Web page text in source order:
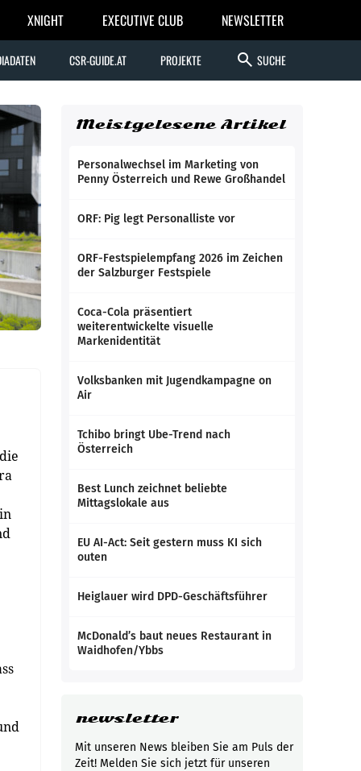
XNIGHT EXECUTIVE CLUB NEWSLETTER
CSR-GUIDE.AT PROJEKTE search SUCHE
Meistgelesene Artikel
Personalwechsel im Marketing von
Penny Österreich und Rewe Großhandel
ORF: Pig legt Personalliste vor
ORF-Festspielempfang 2026 im Zeichen
der Salzburger Festspiele
Coca-Cola präsentiert
weiterentwickelte visuelle
Markenidentität
Volksbanken mit Jugendkampagne on
Air
Tchibo bringt Ube-Trend nach
Österreich
Best Lunch zeichnet beliebte
Mittagslokale aus
EU AI-Act: Seit gestern muss KI sich
outen
Heiglauer wird DPD-Geschäftsführer
McDonald’s baut neues Restaurant in
Waidhofen/Ybbs
newsletter
Mit unseren News bleiben Sie am Puls der
Zeit! Melden Sie sich jetzt für unseren